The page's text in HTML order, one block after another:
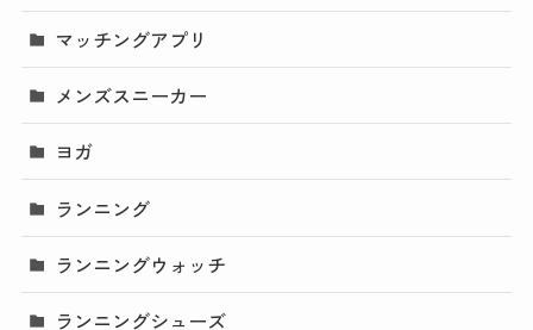
マッチングアプリ
メンズスニーカー
ヨガ
ランニング
ランニングウォッチ
ランニングシューズ